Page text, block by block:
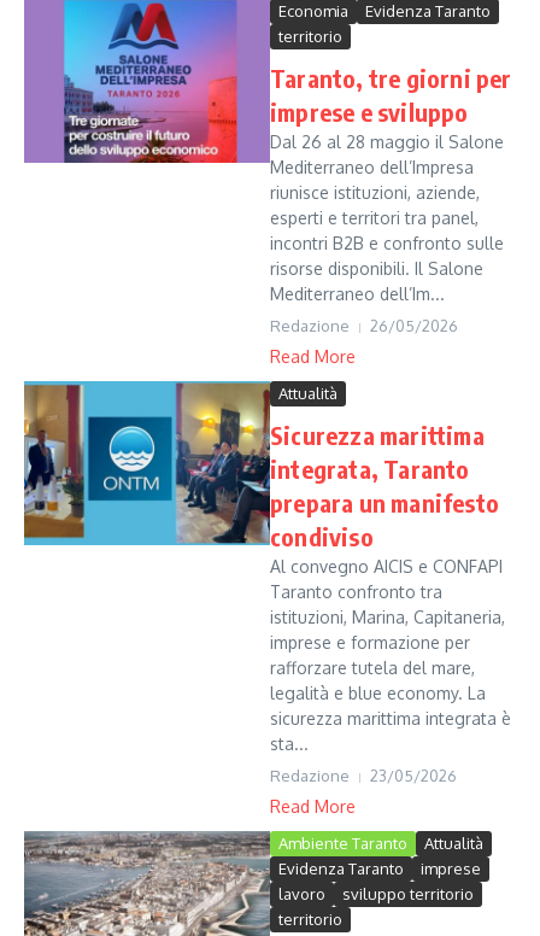
Economia
Evidenza Taranto
territorio
Taranto, tre giorni per
imprese e sviluppo
Dal 26 al 28 maggio il Salone
Mediterraneo dell’Impresa
riunisce istituzioni, aziende,
esperti e territori tra panel,
incontri B2B e confronto sulle
risorse disponibili. Il Salone
Mediterraneo dell’Im...
Redazione 26/05/2026
Read More
Attualità
Sicurezza marittima
integrata, Taranto
prepara un manifesto
condiviso
Al convegno AICIS e CONFAPI
Taranto confronto tra
istituzioni, Marina, Capitaneria,
imprese e formazione per
rafforzare tutela del mare,
legalità e blue economy. La
sicurezza marittima integrata è
sta...
Redazione 23/05/2026
Read More
Ambiente Taranto
Attualità
Evidenza Taranto
imprese
lavoro
sviluppo territorio
territorio